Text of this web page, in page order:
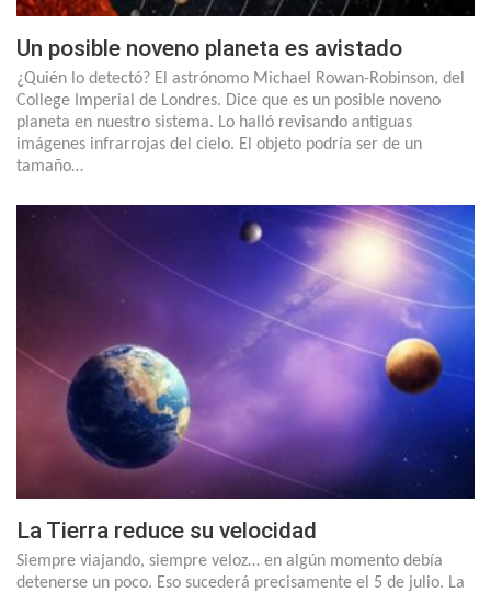
Un posible noveno planeta es avistado
¿Quién lo detectó? El astrónomo Michael Rowan-Robinson, del
College Imperial de Londres. Dice que es un posible noveno
planeta en nuestro sistema. Lo halló revisando antiguas
imágenes infrarrojas del cielo. El objeto podría ser de un
tamaño…
La Tierra reduce su velocidad
Siempre viajando, siempre veloz… en algún momento debía
detenerse un poco. Eso sucederá precisamente el 5 de julio. La